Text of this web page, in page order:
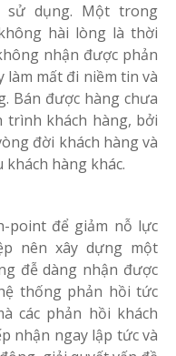
dụng. Một trong
hài lòng là thời
nhận được phản
mất đi niềm tin và
Bán được hàng chưa
trình khách hàng, bởi
đời khách hàng và
hàng khác.
point để giảm nỗ lực
nên xây dựng một
đễ dàng nhận được
thống phản hồi tức
các phản hồi khách
nhận ngay lập tức và